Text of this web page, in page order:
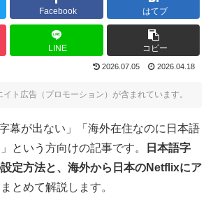
Facebook はてブ
LINE コピー
2026.07.05 2026.04.18
ト広告（プロモーション）が含まれています。
幕が出ない」「海外在住なのに日本語
という方向けの記事です。
日本語字
定方法と、海外から日本のNetflixにア
とめて解説します。